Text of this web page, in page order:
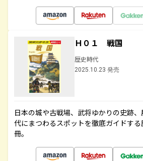
Ｈ０１ 戦国
歴史時代
2025.10.23 発売
日本の城や古戦場、武将ゆかりの史跡
代にまつわるスポットを徹底ガイドす
冊。